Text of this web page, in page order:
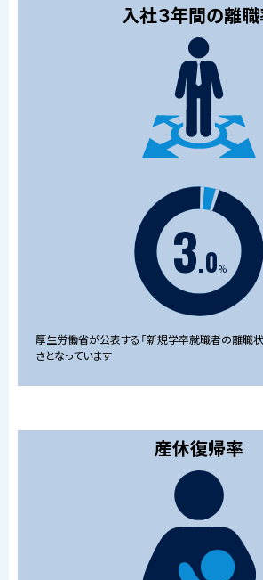
入社３年間の離
3.0%
厚生労働省が公表する「新規学卒就職者の離職状
さとなっています
産休復帰率